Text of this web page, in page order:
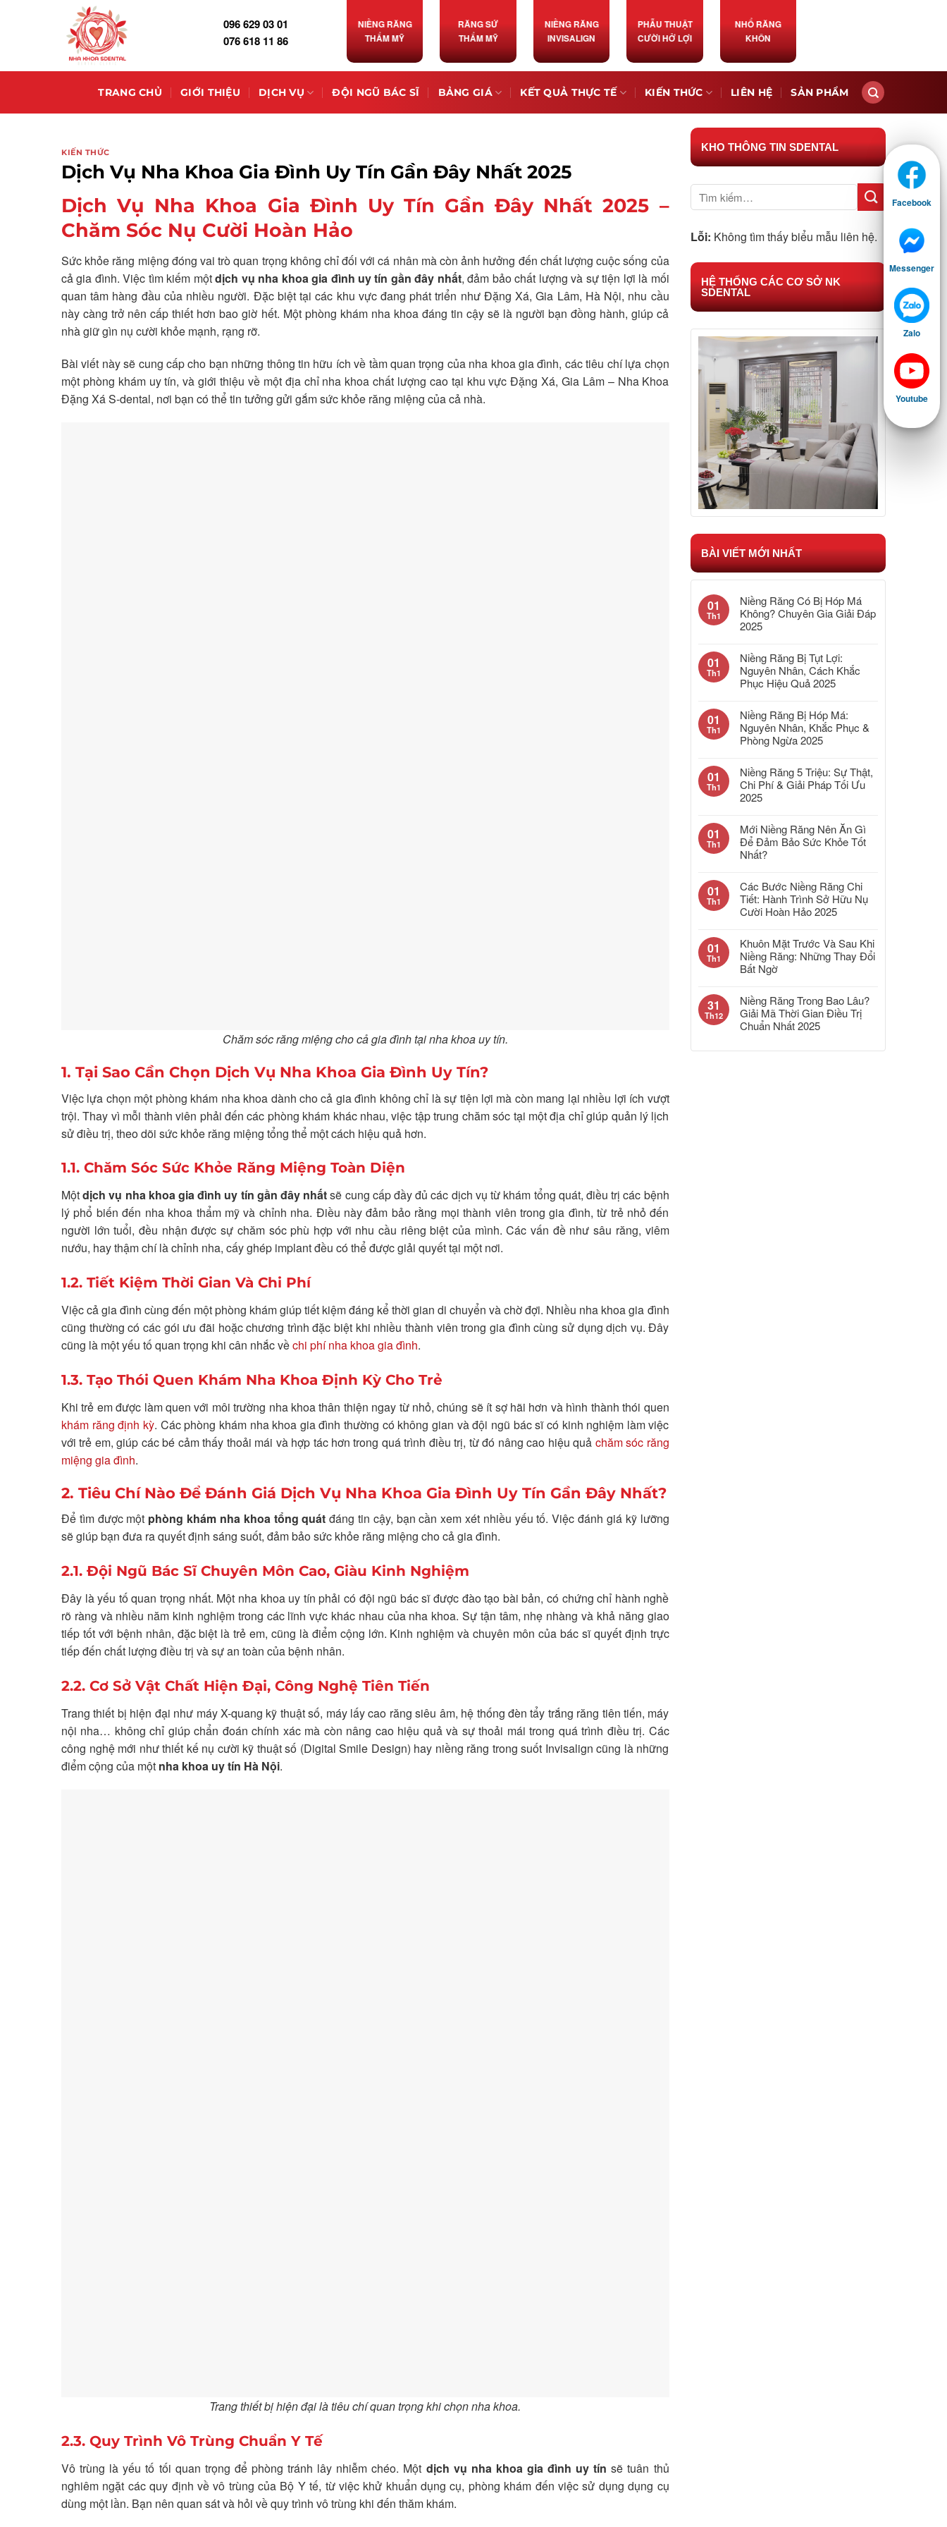
096 629 03 01
076 618 11 86
NIỀNG RĂNG
THẨM MỸ
RĂNG SỨ
THẨM MỸ
NIỀNG RĂNG
INVISALIGN
PHẪU THUẬT
CƯỜI HỞ LỢI
NHỔ RĂNG
KHÔN
TRANG CHỦ GIỚI THIỆU DỊCH VỤ ĐỘI NGŨ BÁC SĨ BẢNG GIÁ KẾT QUẢ THỰC TẾ KIẾN THỨC LIÊN HỆ SẢN PHẨM
KIẾN THỨC
Dịch Vụ Nha Khoa Gia Đình Uy Tín Gần Đây Nhất 2025
Dịch Vụ Nha Khoa Gia Đình Uy Tín Gần Đây Nhất 2025 –
Chăm Sóc Nụ Cười Hoàn Hảo
Sức khỏe răng miệng đóng vai trò quan trọng không chỉ đối với cá nhân mà còn ảnh hưởng đến chất lượng cuộc sống của
cả gia đình. Việc tìm kiếm mộtdịch vụ nha khoa gia đình uy tín gần đây nhất, đảm bảo chất lượng và sự tiện lợi là mối
quan tâm hàng đầu của nhiều người. Đặc biệt tại các khu vực đang phát triển như Đặng Xá, Gia Lâm, Hà Nội, nhu cầu
này càng trở nên cấp thiết hơn bao giờ hết. Một phòng khám nha khoa đáng tin cậy sẽ là người bạn đồng hành, giúp cả
nhà giữ gìn nụ cười khỏe mạnh, rạng rỡ.
Bài viết này sẽ cung cấp cho bạn những thông tin hữu ích về tầm quan trọng của nha khoa gia đình, các tiêu chí lựa chọn
một phòng khám uy tín, và giới thiệu về một địa chỉ nha khoa chất lượng cao tại khu vực Đặng Xá, Gia Lâm – Nha Khoa
Đặng Xá S-dental, nơi bạn có thể tin tưởng gửi gắm sức khỏe răng miệng của cả nhà.
Chăm sóc răng miệng cho cả gia đình tại nha khoa uy tín.
1. Tại Sao Cần Chọn Dịch Vụ Nha Khoa Gia Đình Uy Tín?
Việc lựa chọn một phòng khám nha khoa dành cho cả gia đình không chỉ là sự tiện lợi mà còn mang lại nhiều lợi ích vượt
trội. Thay vì mỗi thành viên phải đến các phòng khám khác nhau, việc tập trung chăm sóc tại một địa chỉ giúp quản lý lịch
sử điều trị, theo dõi sức khỏe răng miệng tổng thể một cách hiệu quả hơn.
1.1. Chăm Sóc Sức Khỏe Răng Miệng Toàn Diện
Mộtdịch vụ nha khoa gia đình uy tín gần đây nhấtsẽ cung cấp đầy đủ các dịch vụ từ khám tổng quát, điều trị các bệnh
lý phổ biến đến nha khoa thẩm mỹ và chỉnh nha. Điều này đảm bảo rằng mọi thành viên trong gia đình, từ trẻ nhỏ đến
người lớn tuổi, đều nhận được sự chăm sóc phù hợp với nhu cầu riêng biệt của mình. Các vấn đề như sâu răng, viêm
nướu, hay thậm chí là chỉnh nha, cấy ghép implant đều có thể được giải quyết tại một nơi.
1.2. Tiết Kiệm Thời Gian Và Chi Phí
Việc cả gia đình cùng đến một phòng khám giúp tiết kiệm đáng kể thời gian di chuyển và chờ đợi. Nhiều nha khoa gia đình
cũng thường có các gói ưu đãi hoặc chương trình đặc biệt khi nhiều thành viên trong gia đình cùng sử dụng dịch vụ. Đây
cũng là một yếu tố quan trọng khi cân nhắc vềchi phí nha khoa gia đình.
1.3. Tạo Thói Quen Khám Nha Khoa Định Kỳ Cho Trẻ
Khi trẻ em được làm quen với môi trường nha khoa thân thiện ngay từ nhỏ, chúng sẽ ít sợ hãi hơn và hình thành thói quen
khám răng định kỳ. Các phòng khám nha khoa gia đình thường có không gian và đội ngũ bác sĩ có kinh nghiệm làm việc
với trẻ em, giúp các bé cảm thấy thoải mái và hợp tác hơn trong quá trình điều trị, từ đó nâng cao hiệu quả chăm sóc răng
miệng gia đình.
2. Tiêu Chí Nào Để Đánh Giá Dịch Vụ Nha Khoa Gia Đình Uy Tín Gần Đây Nhất?
Để tìm được một phòng khám nha khoa tổng quát đáng tin cậy, bạn cần xem xét nhiều yếu tố. Việc đánh giá kỹ lưỡng
sẽ giúp bạn đưa ra quyết định sáng suốt, đảm bảo sức khỏe răng miệng cho cả gia đình.
2.1. Đội Ngũ Bác Sĩ Chuyên Môn Cao, Giàu Kinh Nghiệm
Đây là yếu tố quan trọng nhất. Một nha khoa uy tín phải có đội ngũ bác sĩ được đào tạo bài bản, có chứng chỉ hành nghề
rõ ràng và nhiều năm kinh nghiệm trong các lĩnh vực khác nhau của nha khoa. Sự tận tâm, nhẹ nhàng và khả năng giao
tiếp tốt với bệnh nhân, đặc biệt là trẻ em, cũng là điểm cộng lớn. Kinh nghiệm và chuyên môn của bác sĩ quyết định trực
tiếp đến chất lượng điều trị và sự an toàn của bệnh nhân.
2.2. Cơ Sở Vật Chất Hiện Đại, Công Nghệ Tiên Tiến
Trang thiết bị hiện đại như máy X-quang kỹ thuật số, máy lấy cao răng siêu âm, hệ thống đèn tẩy trắng răng tiên tiến, máy
nội nha… không chỉ giúp chẩn đoán chính xác mà còn nâng cao hiệu quả và sự thoải mái trong quá trình điều trị. Các
công nghệ mới như thiết kế nụ cười kỹ thuật số (Digital Smile Design) hay niềng răng trong suốt Invisalign cũng là những
điểm cộng của một nha khoa uy tín Hà Nội.
Trang thiết bị hiện đại là tiêu chí quan trọng khi chọn nha khoa.
2.3. Quy Trình Vô Trùng Chuẩn Y Tế
Vô trùng là yếu tố tối quan trọng để phòng tránh lây nhiễm chéo. Một dịch vụ nha khoa gia đình uy tín sẽ tuân thủ
nghiêm ngặt các quy định về vô trùng của Bộ Y tế, từ việc khử khuẩn dụng cụ, phòng khám đến việc sử dụng dụng cụ
dùng một lần. Bạn nên quan sát và hỏi về quy trình vô trùng khi đến thăm khám.
KHO THÔNG TIN SDENTAL
Lỗi: Không tìm thấy biểu mẫu liên hệ.
HỆ THỐNG CÁC CƠ SỞ NK
SDENTAL
BÀI VIẾT MỚI NHẤT
01
Th1
Niềng Răng Có Bị Hóp Má
Không? Chuyên Gia Giải Đáp
2025
01
Th1
Niềng Răng Bị Tụt Lợi:
Nguyên Nhân, Cách Khắc
Phục Hiệu Quả 2025
01
Th1
Niềng Răng Bị Hóp Má:
Nguyên Nhân, Khắc Phục &
Phòng Ngừa 2025
01
Th1
Niềng Răng 5 Triệu: Sự Thật,
Chi Phí & Giải Pháp Tối Ưu
2025
01
Th1
Mới Niềng Răng Nên Ăn Gì
Để Đảm Bảo Sức Khỏe Tốt
Nhất?
01
Th1
Các Bước Niềng Răng Chi
Tiết: Hành Trình Sở Hữu Nụ
Cười Hoàn Hảo 2025
01
Th1
Khuôn Mặt Trước Và Sau Khi
Niềng Răng: Những Thay Đổi
Bất Ngờ
31
Th12
Niềng Răng Trong Bao Lâu?
Giải Mã Thời Gian Điều Trị
Chuẩn Nhất 2025
Facebook
Messenger
Zalo
Youtube